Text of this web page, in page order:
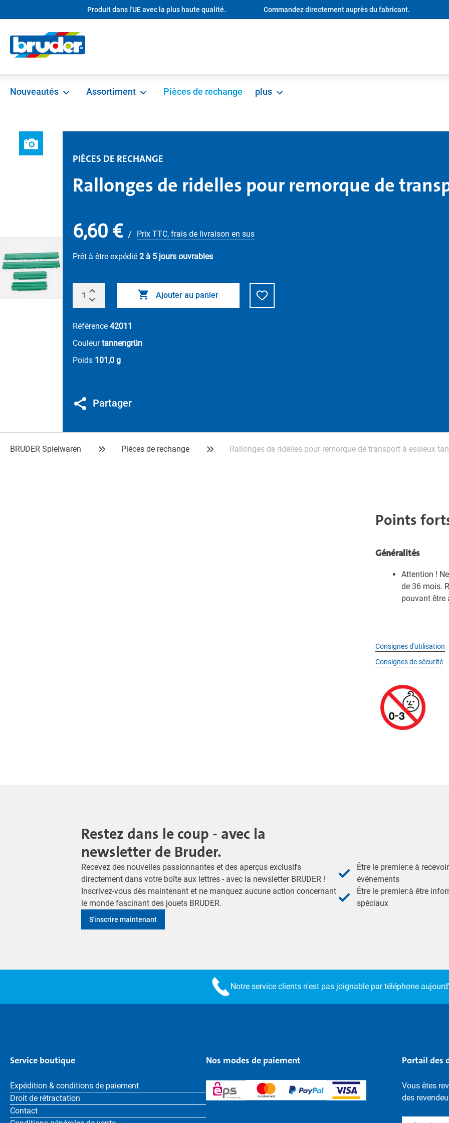
Passer à la navigation principale
Produit dans l'UE avec la plus haute qualité. Commandez directement auprès du fabricant.
Nouveautés Assortiment Pièces de rechange plus
PIÈCES DE RECHANGE
Rallonges de ridelles pour remorque de
6,60 € / Prix TTC, frais de livraison en sus
Prêt à être expédié 2 à 5 jours ouvrables
Ajouter au panier
Référence 42011
Couleurtannengrün
Poids 101,0 g
Partager
BRUDER Spielwaren Pièces de rechange Rallonges de ridelles pour remorque de transport à essieux
Points
Généralités
Attention !
de 36 mois.
pouvant être
Consignes d'utilisation
Consignes de sécurité
Restez dans le coup - avec la
newsletter de Bruder.
Recevez des nouvelles passionnantes et des aperçus exclusifs
directement dans votre boîte aux lettres - avec la newsletter BRUDER !
Inscrivez-vous dès maintenant et ne manquez aucune action concernant
le monde fascinant des jouets BRUDER.
S'inscrire maintenant
Être le premier:e à
événements
Être le premier:à être
spéciaux
Notre service clients n'est pas joignable par téléphone
Service boutique
Expédition & conditions de paiement
Droit de rétractation
Contact
Nos modes de paiement Portail des
Vous êtes
des